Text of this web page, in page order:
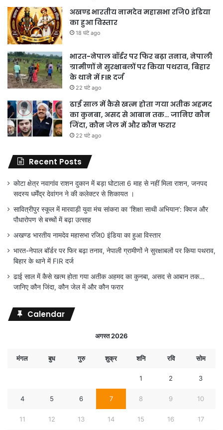
अखण्ड भारतीय नामदेव महासभा रजि0 इंडिया
का हुआ विस्तार
18 घंटे ago
भारत-नेपाल बॉर्डर पर फिर बढ़ा तनाव, नेपाली
ग्रामीणों ने सुरक्षाबलों पर किया पथराव, बिहार
के थाने में FIR दर्ज
22 घंटे ago
ढाई साल में कैसे खत्म होता गया अतीक अहमद
का कुनबा, असद से आबान तक… जानिए कौन
जिंदा, कौन जेल में और कौन फरार
22 घंटे ago
Recent Posts
कोटा क्षेत्र नवागांव राशन दुकान में बड़ा घोटाला 6 माह से नहीं मिला राशन, जनपद
सदस्य धर्मेंद्र देवांगन ने की कलेक्टर से शिकायत ।
सावित्रीपुर स्कूल में मारवाड़ी युवा मंच सांकरा का ‘शिक्षा साथी अभियान’: क्विज और
पौधारोपण से बच्चों में बढ़ा उत्साह
अखण्ड भारतीय नामदेव महासभा रजि0 इंडिया का हुआ विस्तार
भारत-नेपाल बॉर्डर पर फिर बढ़ा तनाव, नेपाली ग्रामीणों ने सुरक्षाबलों पर किया पथराव,
बिहार के थाने में FIR दर्ज
ढाई साल में कैसे खत्म होता गया अतीक अहमद का कुनबा, असद से आबान तक…
जानिए कौन जिंदा, कौन जेल में और कौन फरार
Calendar
अगस्त 2026
मंगल बुध गुरु शुक्र शनि रवि सोम
1 2 3
4 5 6 7 8 9 10
11 12 13 14 15 16 17